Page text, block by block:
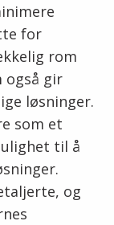
for
rom
også gir
løsninger.
som et
til å
og